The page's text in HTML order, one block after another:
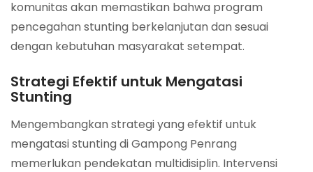
komunitas akan memastikan bahwa program
pencegahan stunting berkelanjutan dan sesuai
dengan kebutuhan masyarakat setempat.
Strategi Efektif untuk Mengatasi
Stunting
Mengembangkan strategi yang efektif untuk
mengatasi stunting di Gampong Penrang
memerlukan pendekatan multidisiplin. Intervensi